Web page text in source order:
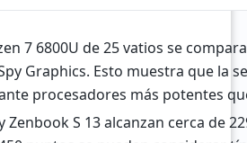
7 6800U de 25 vatios se
Graphics. Esto muestra que la
procesadores más potentes
Zenbook S 13 alcanzan cerca de